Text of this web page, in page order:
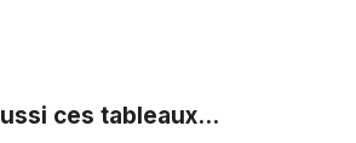
ces tableaux...